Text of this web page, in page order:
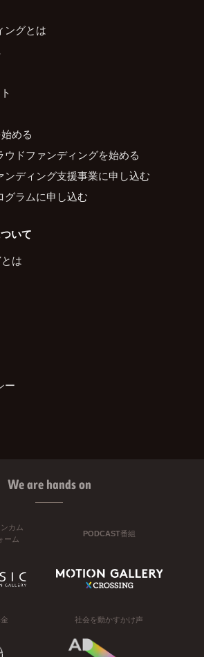
ングとは
める
ドファンディングを始める
ディング支援事業に申し込む
グラムに申し込む
いて
は
ー
We are hands on
カム
ーム
PODCAST番組
社会を動かすかけ声